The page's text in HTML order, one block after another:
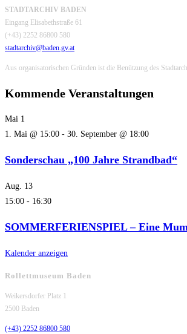
STADTARCHIV BADEN
Eingang Elisabethstraße 61
(+43) 2252 86800 580
stadtarchiv@baden.gv.at
Aus organisatorischen Gründen ist die Benützung des
Kommende Veranstaltungen
Mai 1
1. Mai @ 15:00 - 30. September @ 18:00
Sonderschau „100 Jahre Strandbad“
Aug. 13
15:00 - 16:30
SOMMERFERIENSPIEL – Eine
Kalender anzeigen
Rollettmuseum Baden
Weikersdorfer Platz 1
2500 Baden
(+43) 2252 86800 580